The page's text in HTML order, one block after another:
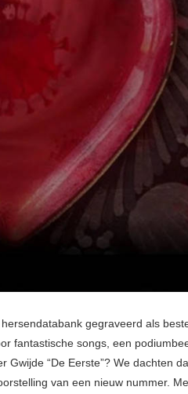
gegraveerd als
fantastische songs, een
Gwijde “De Eerste”? We dachten
van een nieuw nummer.